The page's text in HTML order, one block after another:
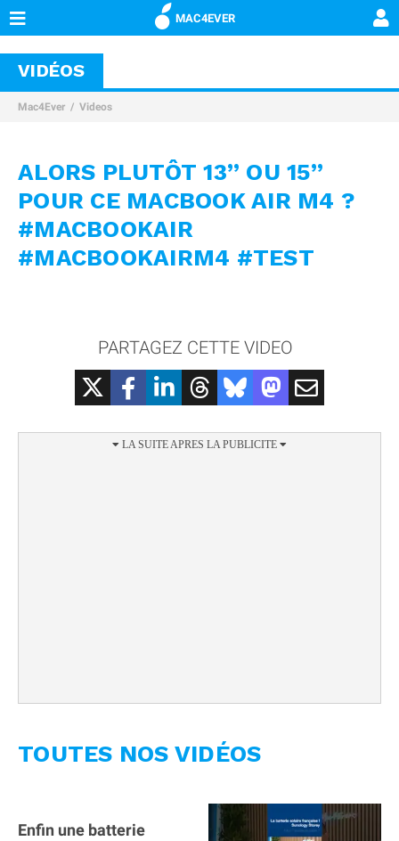
MAC4EVER
VIDÉOS
Mac4Ever Videos
ALORS PLUTÔT 13” OU 15”
POUR CE MACBOOK AIR M4 ?
#MACBOOKAIR
#MACBOOKAIRM4 #TEST
PARTAGEZ CETTE VIDEO
TOUTES NOS VIDÉOS
Enfin une batterie